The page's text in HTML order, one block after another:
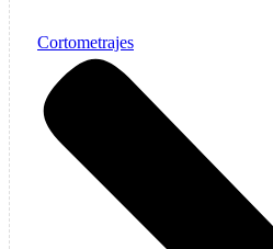
Cortometrajes